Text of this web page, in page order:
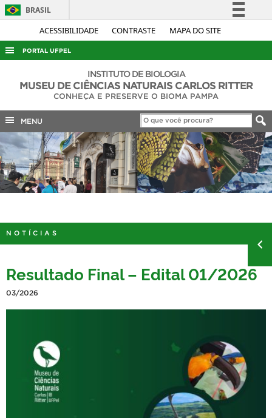
ACESSIBILIDADE CONTRASTE MAPA DO SITE
BRASIL
Simplifique!
Acesso à informação
Legislação
Canais
PORTAL UFPEL
ACESSO À INFORMAÇÃO
COBALTO
CONCURSOS
EDITAIS
INTERNACIONAL
OUVIDORIA
TELEFONES
INSTITUTO DE BIOLOGIA
MUSEU DE CIÊNCIAS NATURAIS CARLOS RITTER
CONHEÇA E PRESERVE O BIOMA PAMPA
MENU
NOTÍCIAS
Resultado Final – Edital 01/2026
03/2026